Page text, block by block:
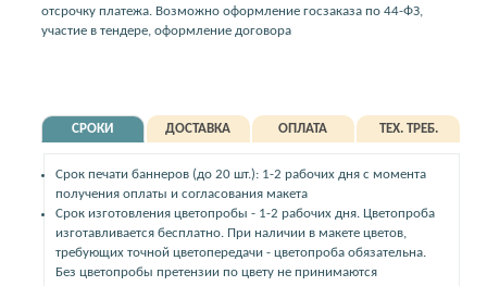
отсрочку платежа. Возможно оформление госзаказа по 44-ФЗ,
участие в тендере, оформление договора
СРОКИ ДОСТАВКА ОПЛАТА ТЕХ. ТРЕБ.
Срок печати баннеров (до 20 шт.): 1-2 рабочих дня с момента
получения оплаты и согласования макета
Срок изготовления цветопробы - 1-2 рабочих дня. Цветопроба
изготавливается бесплатно. При наличии в макете цветов,
требующих точной цветопередачи - цветопроба обязательна.
Без цветопробы претензии по цвету не принимаются